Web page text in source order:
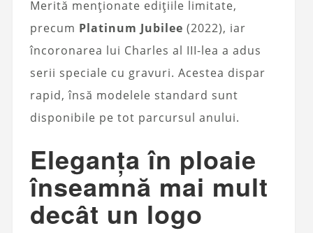
Merită menționate edițiile limitate,
precum Platinum Jubilee (2022), iar
încoronarea lui Charles al III-lea a adus
serii speciale cu gravuri. Acestea dispar
rapid, însă modelele standard sunt
disponibile pe tot parcursul anului.
Eleganța în ploaie
înseamnă mai mult
decât un logo